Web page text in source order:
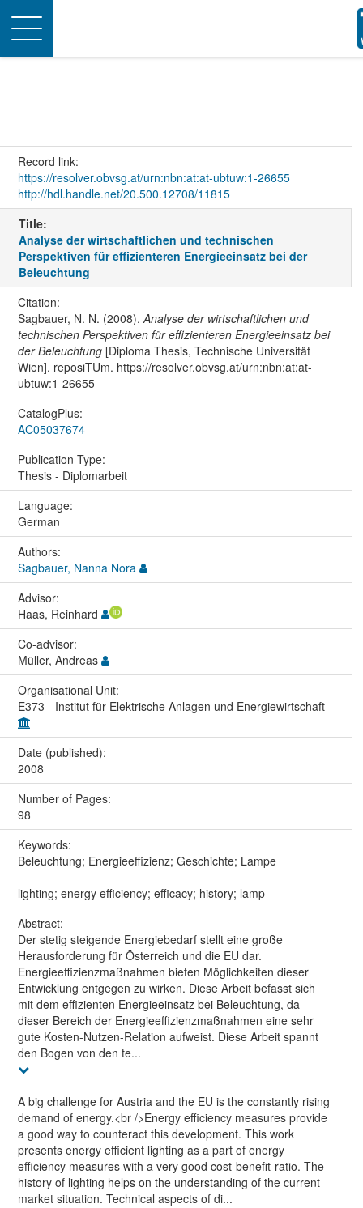
Toggle
navigation
Record link:
https://resolver.obvsg.at/urn:nbn:at:at-ubtuw:1-26655
http://hdl.handle.net/20.500.12708/11815
Title:
Analyse der wirtschaftlichen und technischen
Perspektiven für effizienteren Energieeinsatz bei der
Beleuchtung
Citation:
Sagbauer, N. N. (2008).Analyse der wirtschaftlichen und
technischen Perspektiven für effizienteren Energieeinsatz bei
der Beleuchtung[Diploma Thesis, Technische Universität
Wien]. reposiTUm. https://resolver.obvsg.at/urn:nbn:at:at-
ubtuw:1-26655
CatalogPlus:
AC05037674
Publication Type:
Thesis - Diplomarbeit
Language:
German
Authors:
Sagbauer, Nanna Nora
Advisor:
Haas, Reinhard
Co-advisor:
Müller, Andreas
Organisational Unit:
E373 - Institut für Elektrische Anlagen und Energiewirtschaft
Date (published):
2008
Number of Pages:
98
Keywords:
Beleuchtung; Energieeffizienz; Geschichte; Lampe
lighting; energy efficiency; efficacy; history; lamp
Abstract:
Der stetig steigende Energiebedarf stellt eine große
Herausforderung für Österreich und die EU dar.
Energieeffizienzmaßnahmen bieten Möglichkeiten dieser
Entwicklung entgegen zu wirken. Diese Arbeit befasst sich
mit dem effizienten Energieeinsatz bei Beleuchtung, da
dieser Bereich der Energieeffizienzmaßnahmen eine sehr
gute Kosten-Nutzen-Relation aufweist. Diese Arbeit spannt
den Bogen von den te...
A big challenge for Austria and the EU is the constantly rising
demand of energy.<br />Energy efficiency measures provide
a good way to counteract this development. This work
presents energy efficient lighting as a part of energy
efficiency measures with a very good cost-benefit-ratio. The
history of lighting helps on the understanding of the current
market situation. Technical aspects of di...